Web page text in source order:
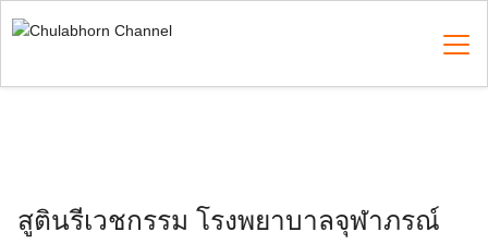
to
สูตินรีเวชกรรม โรงพยาบาลจุฬาภรณ์